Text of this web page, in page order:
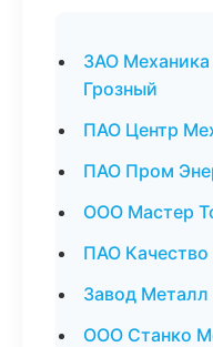
ЗАО
Грозный
ПАО Центр
ПАО Пром
ООО Мастер
ПАО
Завод
ООО Станко